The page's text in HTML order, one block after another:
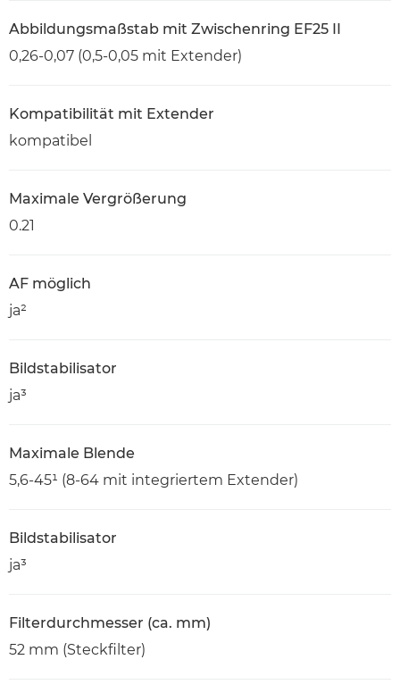
Abbildungsmaßstab mit Zwischenring EF25 II
0,26-0,07 (0,5-0,05 mit Extender)
Kompatibilität mit Extender
kompatibel
Maximale Vergrößerung
0.21
AF möglich
ja²
Bildstabilisator
ja³
Maximale Blende
5,6-45¹ (8-64 mit integriertem Extender)
Bildstabilisator
ja³
Filterdurchmesser (ca. mm)
52 mm (Steckfilter)